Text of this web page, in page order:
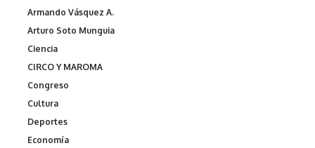
Armando Vásquez A.
Arturo Soto Munguia
Ciencia
CIRCO Y MAROMA
Congreso
Cultura
Deportes
Economía